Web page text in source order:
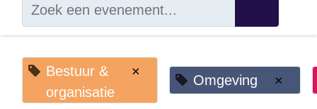
Vorige evenementen
Bestuur &
×